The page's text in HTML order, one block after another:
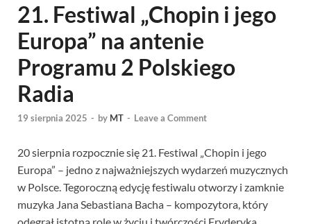
21. Festiwal „Chopin i jego
Europa” na antenie
Programu 2 Polskiego
Radia
19 sierpnia 2025 - by MT - Leave a Comment
20 sierpnia rozpocznie się 21. Festiwal „Chopin i jego
Europa” – jedno z najważniejszych wydarzeń muzycznych
w Polsce. Tegoroczną edycję festiwalu otworzy i zamknie
muzyka Jana Sebastiana Bacha – kompozytora, który